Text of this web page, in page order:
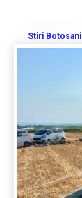
Stiri Botosani